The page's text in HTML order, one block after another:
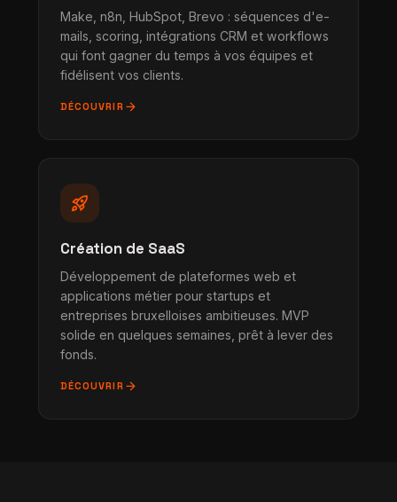
Make, n8n, HubSpot, Brevo : séquences d'e-
mails, scoring, intégrations CRM et workflows
qui font gagner du temps à vos équipes et
fidélisent vos clients.
DÉCOUVRIR arrow_forward
rocket_launch
Création de SaaS
Développement de plateformes web et
applications métier pour startups et
entreprises bruxelloises ambitieuses. MVP
solide en quelques semaines, prêt à lever des
fonds.
DÉCOUVRIR arrow_forward